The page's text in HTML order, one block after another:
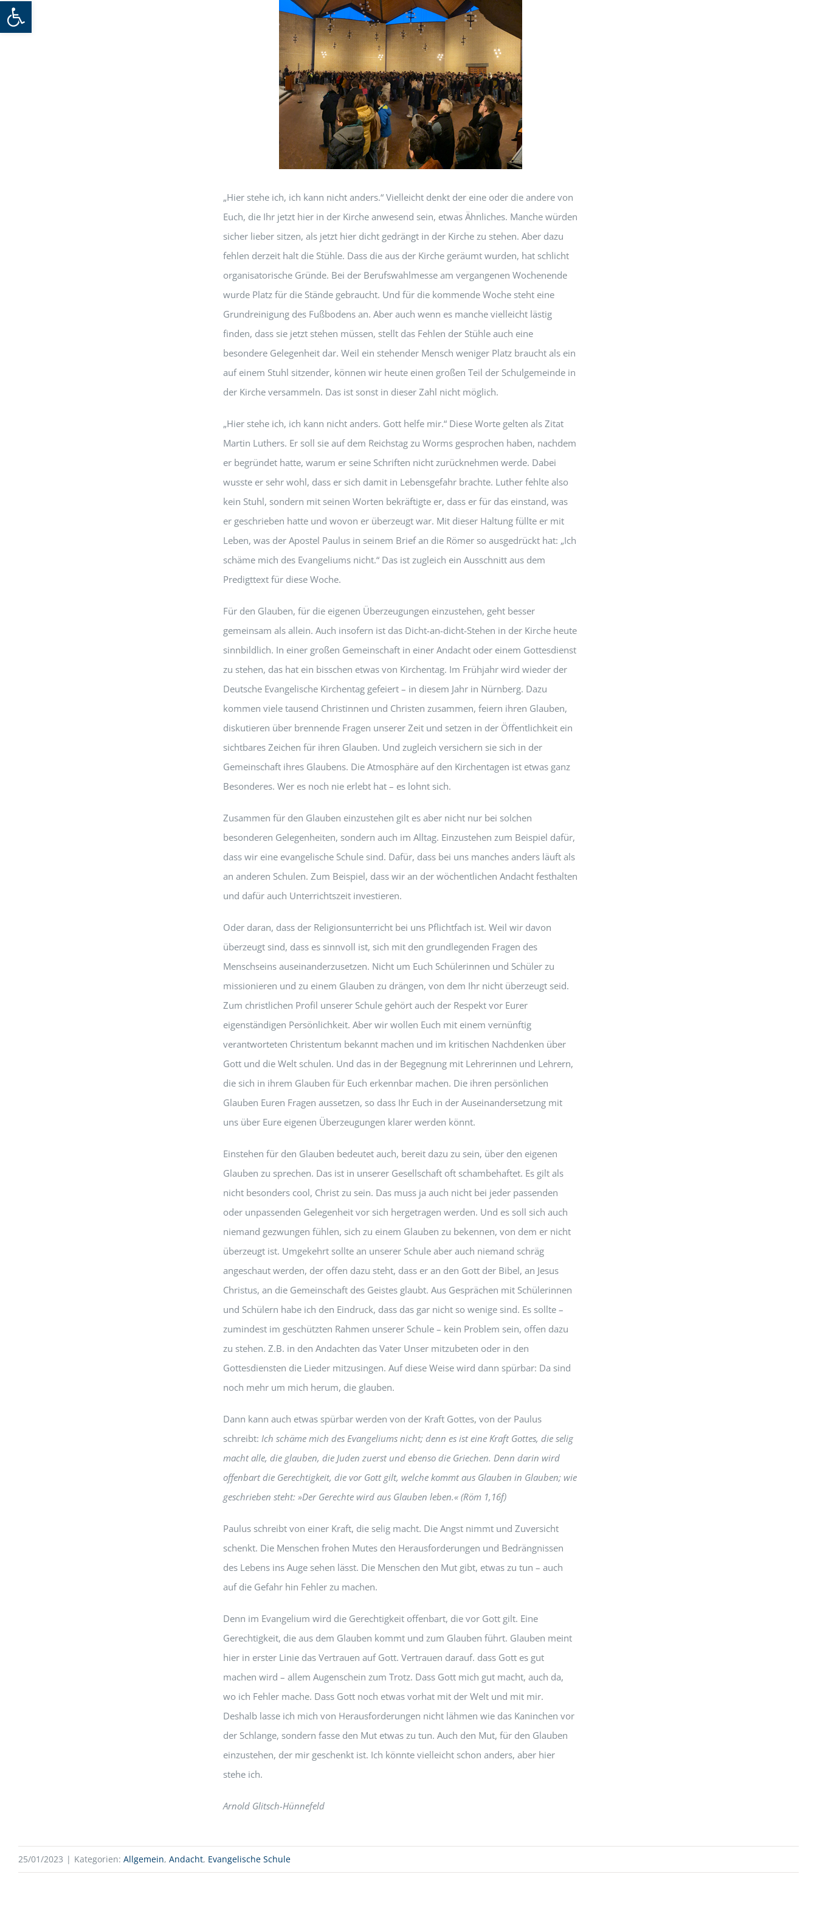
Werkzeugleiste öffnen
„Hier stehe ich, ich kann nicht anders.“ Vielleicht denkt der eine oder die andere von
Euch, die Ihr jetzt hier in der Kirche anwesend sein, etwas Ähnliches. Manche würden
sicher lieber sitzen, als jetzt hier dicht gedrängt in der Kirche zu stehen. Aber dazu
fehlen derzeit halt die Stühle. Dass die aus der Kirche geräumt wurden, hat schlicht
organisatorische Gründe. Bei der Berufswahlmesse am vergangenen Wochenende
wurde Platz für die Stände gebraucht. Und für die kommende Woche steht eine
Grundreinigung des Fußbodens an. Aber auch wenn es manche vielleicht lästig
finden, dass sie jetzt stehen müssen, stellt das Fehlen der Stühle auch eine
besondere Gelegenheit dar. Weil ein stehender Mensch weniger Platz braucht als ein
auf einem Stuhl sitzender, können wir heute einen großen Teil der Schulgemeinde in
der Kirche versammeln. Das ist sonst in dieser Zahl nicht möglich.
„Hier stehe ich, ich kann nicht anders. Gott helfe mir.“ Diese Worte gelten als Zitat
Martin Luthers. Er soll sie auf dem Reichstag zu Worms gesprochen haben, nachdem
er begründet hatte, warum er seine Schriften nicht zurücknehmen werde. Dabei
wusste er sehr wohl, dass er sich damit in Lebensgefahr brachte. Luther fehlte also
kein Stuhl, sondern mit seinen Worten bekräftigte er, dass er für das einstand, was
er geschrieben hatte und wovon er überzeugt war. Mit dieser Haltung füllte er mit
Leben, was der Apostel Paulus in seinem Brief an die Römer so ausgedrückt hat: „Ich
schäme mich des Evangeliums nicht.“ Das ist zugleich ein Ausschnitt aus dem
Predigttext für diese Woche.
Für den Glauben, für die eigenen Überzeugungen einzustehen, geht besser
gemeinsam als allein. Auch insofern ist das Dicht-an-dicht-Stehen in der Kirche heute
sinnbildlich. In einer großen Gemeinschaft in einer Andacht oder einem Gottesdienst
zu stehen, das hat ein bisschen etwas von Kirchentag. Im Frühjahr wird wieder der
Deutsche Evangelische Kirchentag gefeiert – in diesem Jahr in Nürnberg. Dazu
kommen viele tausend Christinnen und Christen zusammen, feiern ihren Glauben,
diskutieren über brennende Fragen unserer Zeit und setzen in der Öffentlichkeit ein
sichtbares Zeichen für ihren Glauben. Und zugleich versichern sie sich in der
Gemeinschaft ihres Glaubens. Die Atmosphäre auf den Kirchentagen ist etwas ganz
Besonderes. Wer es noch nie erlebt hat – es lohnt sich.
Zusammen für den Glauben einzustehen gilt es aber nicht nur bei solchen
besonderen Gelegenheiten, sondern auch im Alltag. Einzustehen zum Beispiel dafür,
dass wir eine evangelische Schule sind. Dafür, dass bei uns manches anders läuft als
an anderen Schulen. Zum Beispiel, dass wir an der wöchentlichen Andacht festhalten
und dafür auch Unterrichtszeit investieren.
Oder daran, dass der Religionsunterricht bei uns Pflichtfach ist. Weil wir davon
überzeugt sind, dass es sinnvoll ist, sich mit den grundlegenden Fragen des
Menschseins auseinanderzusetzen. Nicht um Euch Schülerinnen und Schüler zu
missionieren und zu einem Glauben zu drängen, von dem Ihr nicht überzeugt seid.
Zum christlichen Profil unserer Schule gehört auch der Respekt vor Eurer
eigenständigen Persönlichkeit. Aber wir wollen Euch mit einem vernünftig
verantworteten Christentum bekannt machen und im kritischen Nachdenken über
Gott und die Welt schulen. Und das in der Begegnung mit Lehrerinnen und Lehrern,
die sich in ihrem Glauben für Euch erkennbar machen. Die ihren persönlichen
Glauben Euren Fragen aussetzen, so dass Ihr Euch in der Auseinandersetzung mit
uns über Eure eigenen Überzeugungen klarer werden könnt.
Einstehen für den Glauben bedeutet auch, bereit dazu zu sein, über den eigenen
Glauben zu sprechen. Das ist in unserer Gesellschaft oft schambehaftet. Es gilt als
nicht besonders cool, Christ zu sein. Das muss ja auch nicht bei jeder passenden
oder unpassenden Gelegenheit vor sich hergetragen werden. Und es soll sich auch
niemand gezwungen fühlen, sich zu einem Glauben zu bekennen, von dem er nicht
überzeugt ist. Umgekehrt sollte an unserer Schule aber auch niemand schräg
angeschaut werden, der offen dazu steht, dass er an den Gott der Bibel, an Jesus
Christus, an die Gemeinschaft des Geistes glaubt. Aus Gesprächen mit Schülerinnen
und Schülern habe ich den Eindruck, dass das gar nicht so wenige sind. Es sollte –
zumindest im geschützten Rahmen unserer Schule – kein Problem sein, offen dazu
zu stehen. Z.B. in den Andachten das Vater Unser mitzubeten oder in den
Gottesdiensten die Lieder mitzusingen. Auf diese Weise wird dann spürbar: Da sind
noch mehr um mich herum, die glauben.
Dann kann auch etwas spürbar werden von der Kraft Gottes, von der Paulus
schreibt: Ich schäme mich des Evangeliums nicht; denn es ist eine Kraft Gottes, die selig
macht alle, die glauben, die Juden zuerst und ebenso die Griechen. Denn darin wird
offenbart die Gerechtigkeit, die vor Gott gilt, welche kommt aus Glauben in Glauben; wie
geschrieben steht: »Der Gerechte wird aus Glauben leben.« (Röm 1,16f)
Paulus schreibt von einer Kraft, die selig macht. Die Angst nimmt und Zuversicht
schenkt. Die Menschen frohen Mutes den Herausforderungen und Bedrängnissen
des Lebens ins Auge sehen lässt. Die Menschen den Mut gibt, etwas zu tun – auch
auf die Gefahr hin Fehler zu machen.
Denn im Evangelium wird die Gerechtigkeit offenbart, die vor Gott gilt. Eine
Gerechtigkeit, die aus dem Glauben kommt und zum Glauben führt. Glauben meint
hier in erster Linie das Vertrauen auf Gott. Vertrauen darauf. dass Gott es gut
machen wird – allem Augenschein zum Trotz. Dass Gott mich gut macht, auch da,
wo ich Fehler mache. Dass Gott noch etwas vorhat mit der Welt und mit mir.
Deshalb lasse ich mich von Herausforderungen nicht lähmen wie das Kaninchen vor
der Schlange, sondern fasse den Mut etwas zu tun. Auch den Mut, für den Glauben
einzustehen, der mir geschenkt ist. Ich könnte vielleicht schon anders, aber hier
stehe ich.
Arnold Glitsch-Hünnefeld
25/01/2023 | Kategorien: Allgemein, Andacht, Evangelische Schule